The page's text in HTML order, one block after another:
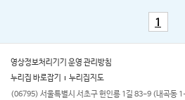
1
영상정보처리기기 운영 관리방침
누리집 바로잡기
누리집지도
(06795) 서울특별시 서초구 헌인릉 1길 83-9 (내곡동